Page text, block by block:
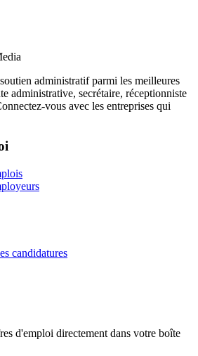
administratif parmi les meilleures
administrative, secrétaire, réceptionniste
vous avec les entreprises qui
candidatures
d'emploi directement dans votre boîte